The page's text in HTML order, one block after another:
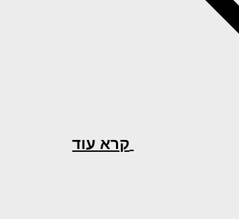
קרא עוד